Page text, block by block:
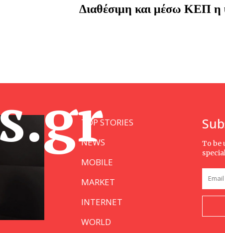
Διαθέσιμη και μέσω ΚΕΠ
TOP STORIES
NEWS
MOBILE
MARKET
INTERNET
WORLD
To be